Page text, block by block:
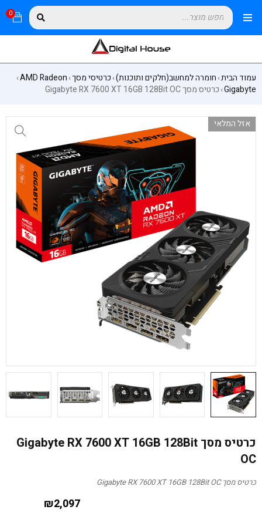
0
עמוד הבית›חומרה למחשב(חלקים ותוכנות)›כרטיסי מסך›
AMD Radeon
›
Gigabyte
›כרטיס מסך Gigabyte RX 7600 XT 16GB 128Bit OC
אזל המלאי
כרטיס מסך Gigabyte RX 7600 XT 16GB 128Bit
OC
כרטיס מסך Gigabyte RX 7600 XT 16GB 128Bit OC
₪2,097